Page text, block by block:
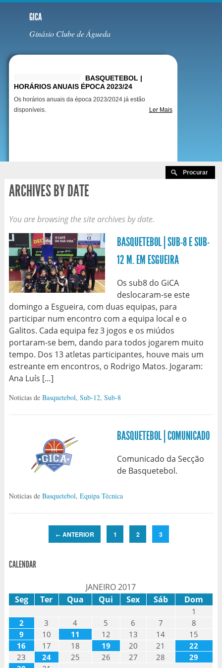
GICA
Ginásio Clube de Águeda
BASQUETEBOL |
HORÁRIOS ANUAIS ÉPOCA 2023/24
Os horários anuais da época 2023/2024 já estão
disponíveis.
Ler Mais
ARCHIVES BY DATE
You are browsing the site archives by date.
BASQUETEBOL | SUB-8 E SUB-
12 M. EM ESGUEIRA
Os sub8 do GiCA
deslocaram-se este
domingo a Esgueira, com duas equipas, para
participar num encontro com a equipa local e o
Galitos. Cada equipa fez 3 jogos e os miúdos
portaram-se bem, dando para todos jogarem muito
tempo. Dos 13 atletas participantes, houve mais um
estreante em encontros, o Rodrigo Matos. Jogaram:
Ana Luís […]
Noticias de Basquetebol, Sub-12, Sub-8
BASQUETEBOL | COMUNICADO
Comunicado da Secção
de Basquetebol.
Noticias de Basquetebol, Equipa Técnica
← ANTERIOR 1 2 3
CALENDAR
JANEIRO 2017
Seg
Ter Qua Qui Sex Sáb Dom
1
2
3 4 5 6 7
8
9
10 11 12 13 14
15
16
17 18 19 20 21
22
23
24 25 26 27 28
29